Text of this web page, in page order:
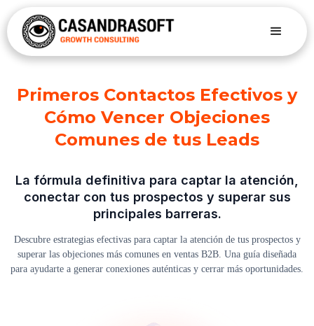
Primeros Contactos Efectivos y
Cómo Vencer Objeciones
Comunes de tus Leads
La fórmula definitiva para captar la atención,
conectar con tus prospectos y superar sus
principales barreras.
Descubre estrategias efectivas para captar la atención de tus prospectos y
superar las objeciones más comunes en ventas B2B. Una guía diseñada
para ayudarte a generar conexiones auténticas y cerrar más oportunidades.